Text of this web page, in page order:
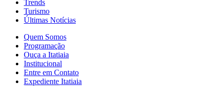
Trends
Turismo
Últimas Notícias
Quem Somos
Programação
Ouça a Itatiaia
Institucional
Entre em Contato
Expediente Itatiaia